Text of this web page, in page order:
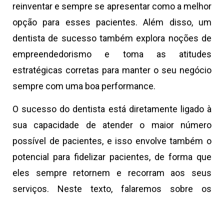
reinventar e sempre se apresentar como a melhor
opção para esses pacientes. Além disso, um
dentista de sucesso também explora noções de
empreendedorismo e toma as atitudes
estratégicas corretas para manter o seu negócio
sempre com uma boa performance.
O sucesso do dentista está diretamente ligado à
sua capacidade de atender o maior número
possível de pacientes, e isso envolve também o
potencial para fidelizar pacientes, de forma que
eles sempre retornem e recorram aos seus
serviços. Neste texto, falaremos sobre os